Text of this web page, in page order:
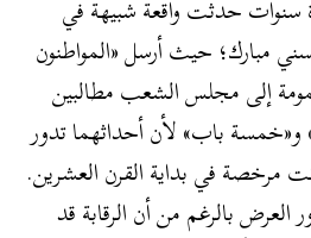
سنوات حدثت واقعة شبيهة في
مبارك؛ حيث أرسل «المواطنون
إلى مجلس الشعب مطالبين
باب» لأن أحداثهما تدور
مرخصة في بداية القرن العشرين.
بالرغم من أن الرقابة قد